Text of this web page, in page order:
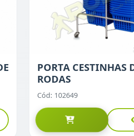
PORTA CESTINHAS
RODAS
Cód: 102649